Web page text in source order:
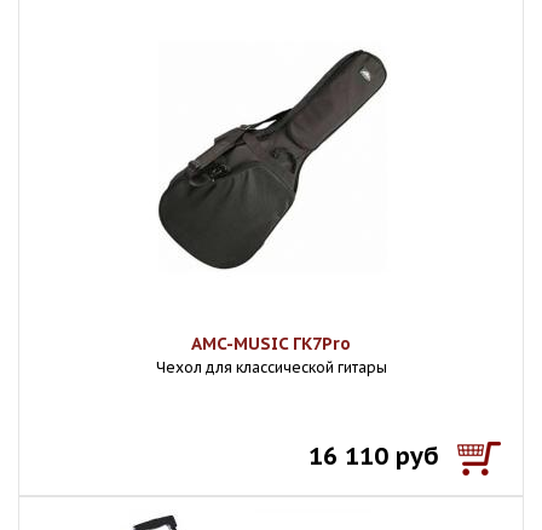
AMC-MUSIC ГК7Pro
Чехол для классической гитары
16 110 руб